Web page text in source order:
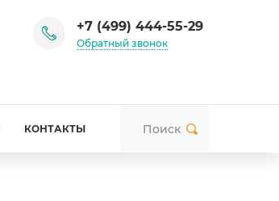
+7 (499) 444-55-29
Обратный звонок
КОНТАКТЫ